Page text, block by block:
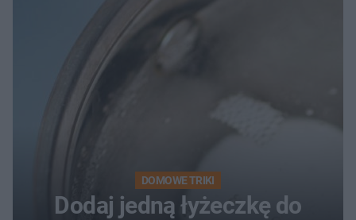
DOMOWE TRIKI
Dodaj jedną łyżeczkę do